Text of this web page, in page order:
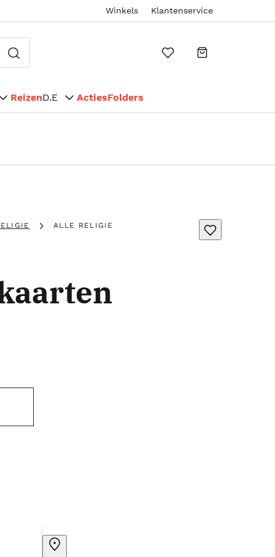
Winkels Klantenservice
ReizenD.E ActiesFolders
ALLE RELIGIE